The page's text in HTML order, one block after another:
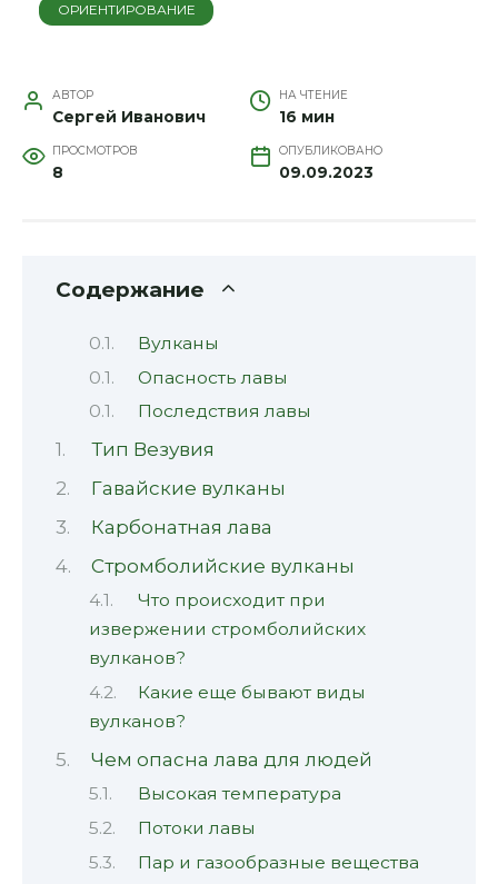
ОРИЕНТИРОВАНИЕ
АВТОР
Сергей Иванович
НА ЧТЕНИЕ
16 мин
ПРОСМОТРОВ
8
ОПУБЛИКОВАНО
09.09.2023
Содержание
Вулканы
Опасность лавы
Последствия лавы
Тип Везувия
Гавайские вулканы
Карбонатная лава
Стромболийские вулканы
Что происходит при
извержении стромболийских
вулканов?
Какие еще бывают виды
вулканов?
Чем опасна лава для людей
Высокая температура
Потоки лавы
Пар и газообразные вещества